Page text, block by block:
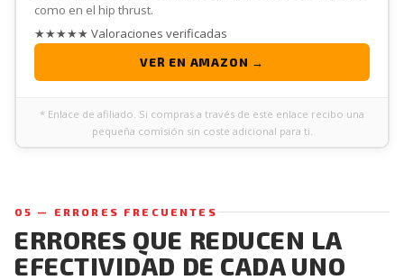
como en el hip thrust.
★★★★★ Valoraciones verificadas
VER EN AMAZON →
* Enlace de afiliado. Si compras a través de este enlace recibo una
pequeña comisión sin coste adicional para ti.
05 — ERRORES FRECUENTES
ERRORES QUE REDUCEN LA
EFECTIVIDAD DE CADA UNO